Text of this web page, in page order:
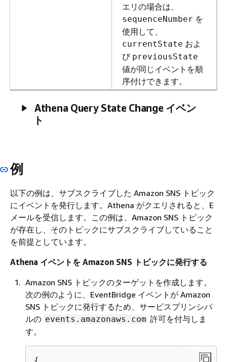
エリの場合は、
sequenceNumber を
使用して、
currentState およ
び previousState
値が同じイベントを順
序付けできます。
Athena Query State Change イベン
ト
例
以下の例は、サブスクライブした Amazon SNS トピック
にイベントを発行します。Athena がクエリされると、E
メールを受信します。この例は、Amazon SNS トピック
が存在し、そのトピックにサブスクライブしていること
を前提としています。
Athena イベントを Amazon SNS トピックに発行する
Amazon SNS トピックのターゲットを作成します。
次の例のように、EventBridge イベントが Amazon
SNS トピックに発行するため、サービスプリンシパ
ルの events.amazonaws.com 許可を付与しま
す。
{